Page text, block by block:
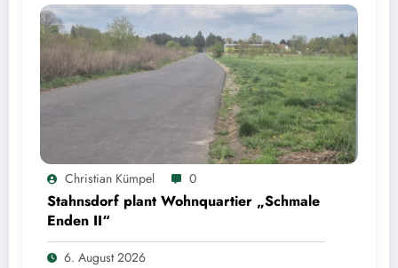
Christian Kümpel 0
Stahnsdorf plant Wohnquartier „Schmale
Enden II“
6. August 2026